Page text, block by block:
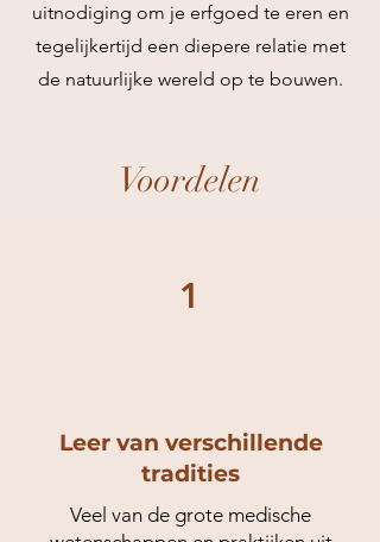
uitnodiging om je erfgoed te eren en
tegelijkertijd een diepere relatie met
de natuurlijke wereld op te bouwen.
Voordelen
1
Leer van verschillende
tradities
Veel van de grote medische